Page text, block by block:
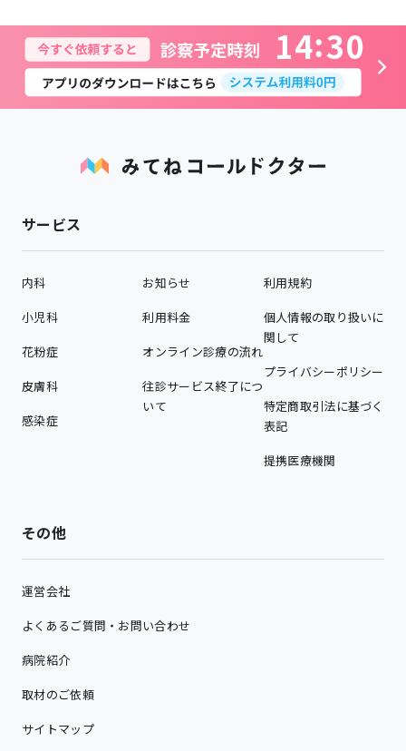
14 30
サービス
内科
小児科
花粉症
皮膚科
感染症
お知らせ
利用料金
オンライン診療の流れ
往診サービス終了につ
いて
利用規約
個人情報の取り扱いに
関して
プライバシーポリシー
特定商取引法に基づく
表記
提携医療機関
その他
運営会社
よくあるご質問・お問い合わせ
病院紹介
取材のご依頼
サイトマップ